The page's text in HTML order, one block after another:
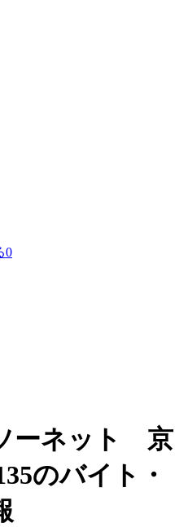
0
ーネット 京
のバイト・